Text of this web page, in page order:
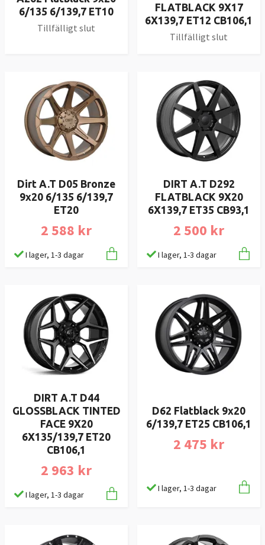
6/135 6/139,7 ET10
Tillfälligt slut
FLATBLACK 9X17
6X139,7 ET12 CB106,1
Tillfälligt slut
Dirt A.T D05 Bronze
9x20 6/135 6/139,7
ET20
2 588 kr
I lager, 1-3 dagar
DIRT A.T D292
FLATBLACK 9X20
6X139,7 ET35 CB93,1
2 500 kr
I lager, 1-3 dagar
DIRT A.T D44
GLOSSBLACK TINTED
FACE 9X20
6X135/139,7 ET20
CB106,1
2 963 kr
I lager, 1-3 dagar
D62 Flatblack 9x20
6/139,7 ET25 CB106,1
2 475 kr
I lager, 1-3 dagar